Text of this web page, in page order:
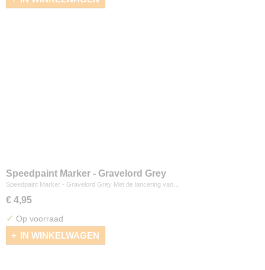
Speedpaint Marker - Gravelord Grey
Speedpaint Marker - Gravelord Grey Met de lancering van…
€ 4,95
✓ Op voorraad
IN WINKELWAGEN